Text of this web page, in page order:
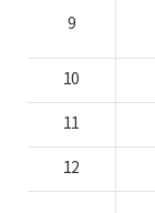
9
10
11
12